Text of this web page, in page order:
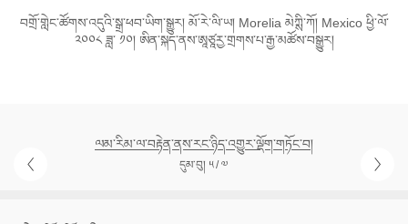
བགྲོ་གླེང་ཚོགས་འདུའི་སྒྲ་ཕབ་ཡིག་སྒྱུར། མོ་རེ་ལི་ཡ། Morelia མེཀྶི་ཀོ། Mexico ཕྱི་ལོ་
༢༠༠༨ ཟླ་ ༡༠། ཨིན་སྐད་ནས་ཨཱཙཱརྱ་གྲགས་པ་རྒྱ་མཚོས་བསྒྱུར།
ལམ་རིམ་ལ་བརྟེན་ནས་རང་ཉིད་འགྱུར་ལྡོག་གཏོང་བ།
དུམ་བུ། ༥ / ༧